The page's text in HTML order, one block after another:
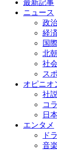
最新記事
ニュース
政
経済
国
北
社
ス
オピニオ
社説
コ
日
エンタメ
ド
音楽